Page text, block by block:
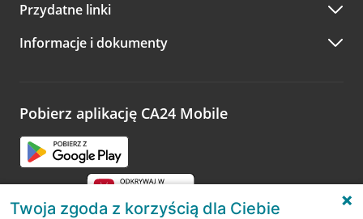
Przydatne linki
Informacje i dokumenty
Pobierz aplikację CA24 Mobile
Twoja zgoda z korzyścią dla Ciebie